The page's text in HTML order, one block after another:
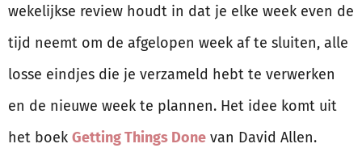
wekelijkse review houdt in dat je elke week even de
tijd neemt om de afgelopen week af te sluiten, alle
losse eindjes die je verzameld hebt te verwerken
en de nieuwe week te plannen. Het idee komt uit
het boek Getting Things Done van David Allen.